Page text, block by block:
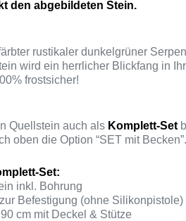
den abgebildeten Stein.
rustikaler dunkelgrüner
wird ein herrlicher Blickfang in
frostsicher!
Quellstein auch als Komplett-Set
oben die Option “SET mit Becken”.
Set:
inkl. Bohrung
Befestigung (ohne Silikonpistole)
cm mit Deckel & Stütze